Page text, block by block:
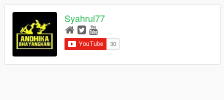
Syahrul77